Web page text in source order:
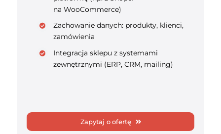
na WooCommerce)
Zachowanie danych: produkty, klienci,
zamówienia
Integracja sklepu z systemami
zewnętrznymi (ERP, CRM, mailing)
Zapytaj o ofertę